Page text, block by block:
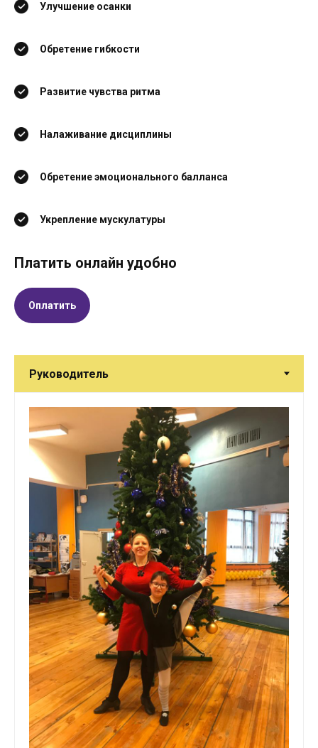
Улучшение осанки
Обретение гибкости
Развитие чувства ритма
Налаживание дисциплины
Обретение эмоционального балланса
Укрепление мускулатуры
Платить онлайн удобно
Оплатить